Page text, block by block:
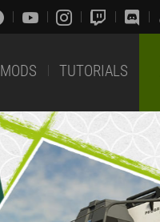
MODS TUTORIALS